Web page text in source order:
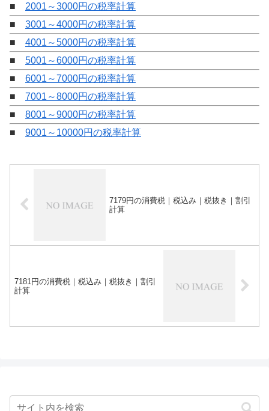
■ 2001～3000円の税率計算
■ 3001～4000円の税率計算
■ 4001～5000円の税率計算
■ 5001～6000円の税率計算
■ 6001～7000円の税率計算
■ 7001～8000円の税率計算
■ 8001～9000円の税率計算
■ 9001～10000円の税率計算
7179円の消費税｜税込み｜税抜き｜割引
計算
7181円の消費税｜税込み｜税抜き｜割引
計算